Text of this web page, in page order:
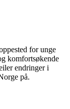
for unge
komfortsøkende
endringer i
på.